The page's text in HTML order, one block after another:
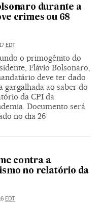
durante a
crimes ou 68
EDT
o primogênito do
Flávio Bolsonaro,
deve ter dado
gargalhada ao saber do
da CPI da
Documento será
no dia 26
contra a
no relatório da
EDT